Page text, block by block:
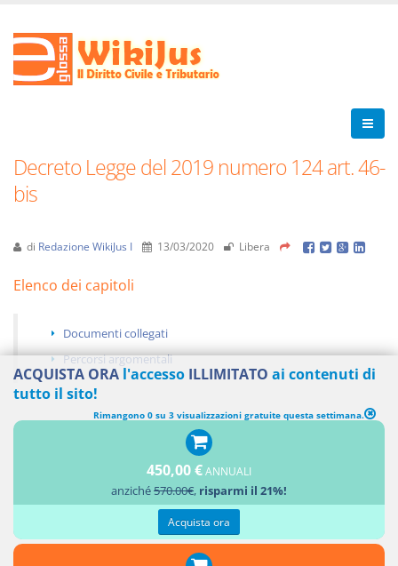
Decreto Legge del 2019 numero 124 art. 46-
bis
di Redazione WikiJus I 13/03/2020 Libera
Elenco dei capitoli
Documenti collegati
Percorsi argomentali
DISPOSIZIONI PEREQUATIVE IN MATERIA DI EDILIZIA SCOLASTICA
ACQUISTA ORA l'accesso ILLIMITATO ai contenuti di
tutto il sito!
Rimangono 0 su 3 visualizzazioni gratuite questa settimana.
450,00 €ANNUALI
anziché570.00€, risparmi il 21%!
Acquista ora